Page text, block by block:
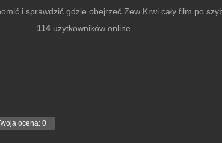
i sprawdzić gdzie obejrzeć Zew Krwi cały film po
114 użytkowników online
ocena: 0